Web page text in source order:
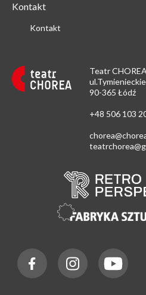
Teatr
90-365 Łódź
+48 506 103
Kontakt
Kontakt